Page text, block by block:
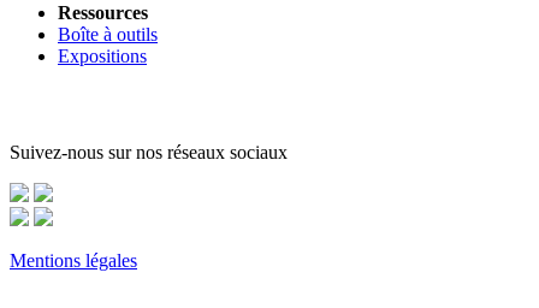
Ressources
Boîte à outils
Expositions
Suivez-nous sur nos réseaux sociaux
Mentions légales